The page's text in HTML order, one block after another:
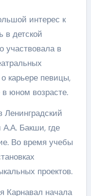
интерес к
в детской
участвовала в
карьере певицы,
юном возрасте.
Ленинградский
А.А. Бакши, где
Во время учебы
проектов.
Карнавал начала